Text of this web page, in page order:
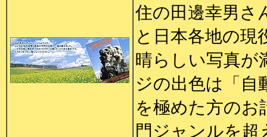
住の田邊幸男さ
と日本各地の現
晴らしい写真が
ジの出色は「自
を極めた方のお
門ジャンルを超